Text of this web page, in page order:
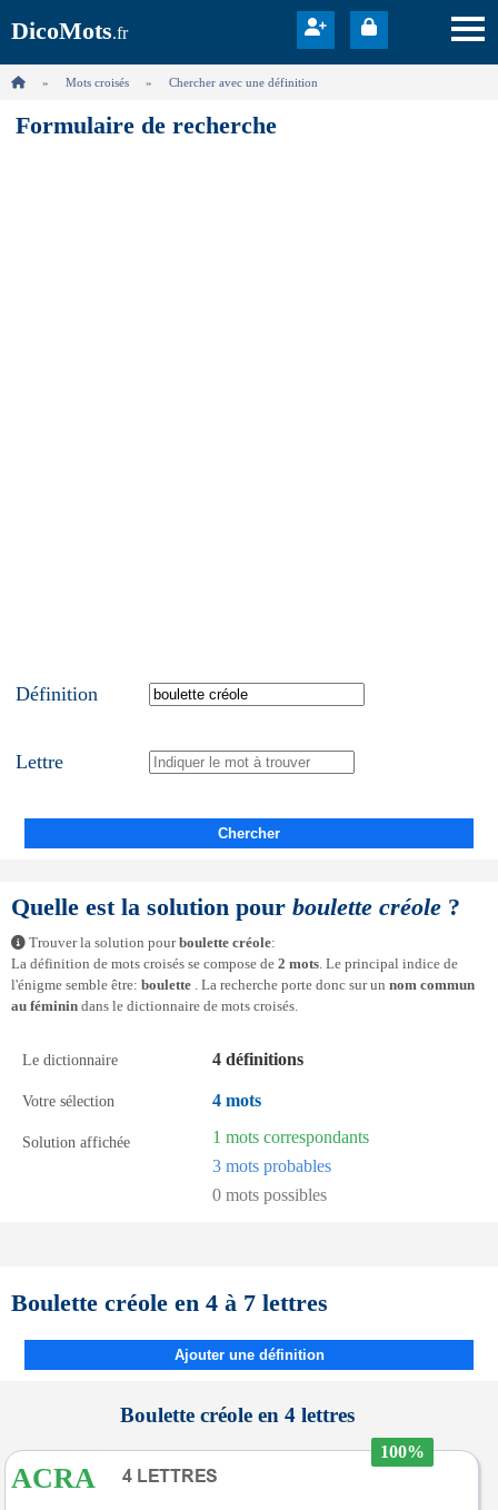
DicoMots.fr
Mots croisés Chercher avec une définition
Formulaire de recherche
Définition
Lettre
Chercher
Quelle est la solution pour boulette créole ?
Trouver la solution pourboulette créole:
La définition de mots croisés se compose de 2 mots. Le principal indice de
l'énigme semble être: boulette . La recherche porte donc sur un nom commun
au féminin dans le dictionnaire de mots croisés.
Le dictionnaire 4 définitions
Votre sélection 4 mots
Solution affichée
1 mots correspondants
3 mots probables
0 mots possibles
Boulette créole en 4 à 7 lettres
Ajouter une définition
Boulette créole en 4 lettres
100%
ACRA